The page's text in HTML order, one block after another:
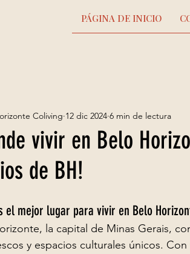
PÁGINA DE INICIO
vivir en Belo
de BH!
Coliving 12 dic 2024 6 min de lectura
el mejor lugar para vivir en Belo
la capital de Minas Gerais,
y espacios culturales únicos.